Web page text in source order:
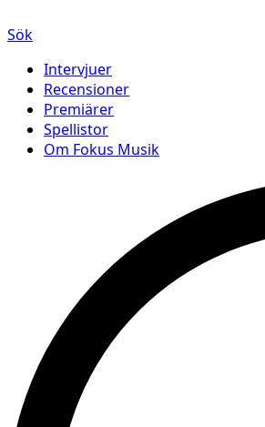
Sök
Intervjuer
Recensioner
Premiärer
Spellistor
Om Fokus Musik